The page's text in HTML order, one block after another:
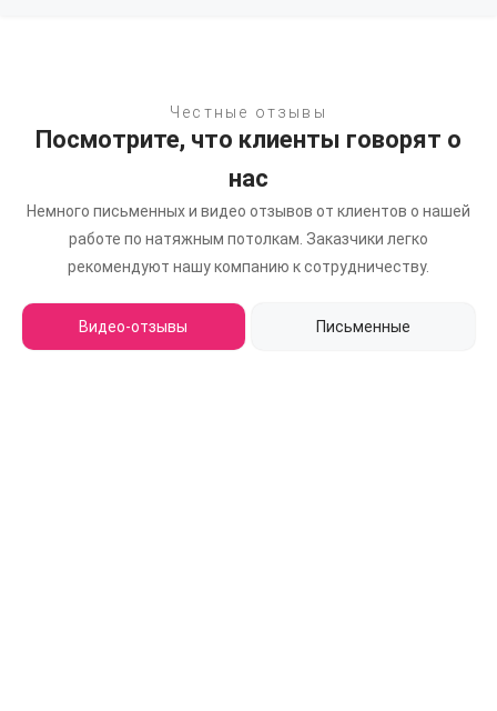
Честные отзывы
Посмотрите, что клиенты говорят о
нас
Немного письменных и видео отзывов от клиентов о нашей
работе по натяжным потолкам. Заказчики легко
рекомендуют нашу компанию к сотрудничеству.
Видео-отзывы Письменные